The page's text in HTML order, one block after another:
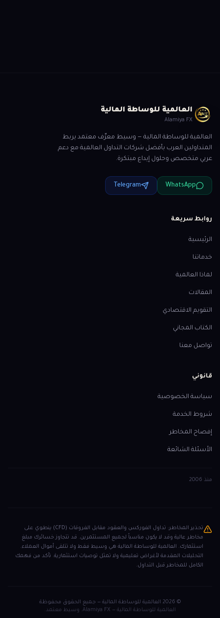
العالمية للوساطة المالية
Alamiya FX
العالمية للوساطة المالية — وسيط معرِّف معتمد يربط
المتداولين العرب بأفضل شركات التداول العالمية مع دعم
عربي متخصص وحلول إيداع مبتكرة.
WhatsApp
Telegram
روابط سريعة
الرئيسية
خدماتنا
لماذا العالمية
المقالات
التقويم الاقتصادي
الكتاب المجاني
تواصل معنا
قانوني
سياسة الخصوصية
شروط الخدمة
إفصاح المخاطر
الأسئلة الشائعة
منذ
تحذير المخاطر: تداول الفوركس والعقود مقابل الفروقات (CFD) ينطوي على
مخاطر عالية وقد لا يكون مناسباً لجميع المستثمرين. قد تتجاوز خسائرك مبلغ
استثمارك. العالمية للوساطة المالية هي وسيط فقط ولا تتلقى أموال العملاء.
التحليلات المقدمة لأغراض تعليمية ولا تمثل توصيات استثمارية. تأكد من فهمك
الكامل للمخاطر قبل التداول.
©
2026 العالمية للوساطة المالية — جميع الحقوق محفوظة
العالمية للوساطة المالية — Alamiya FX. وسيط معتمد.